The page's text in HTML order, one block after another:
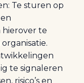
Te sturen op
hierover te
te signaleren
risico’s en